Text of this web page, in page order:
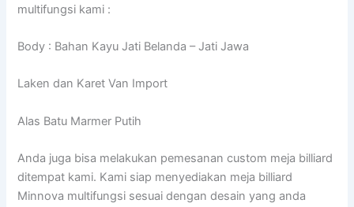
multifungsi kami :
Body : Bahan Kayu Jati Belanda – Jati Jawa
Laken dan Karet Van Import
Alas Batu Marmer Putih
Anda juga bisa melakukan pemesanan custom meja billiard
ditempat kami. Kami siap menyediakan meja billiard
Minnova multifungsi sesuai dengan desain yang anda